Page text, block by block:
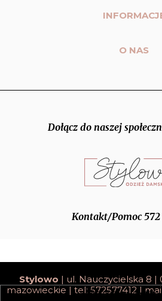
O NAS
Dołącz do naszej
Kontakt/Pomoc 572
Stylowo | ul. Nauczycielska 8 |
mazowieckie | tel: 572577412 |
pokaż pełną